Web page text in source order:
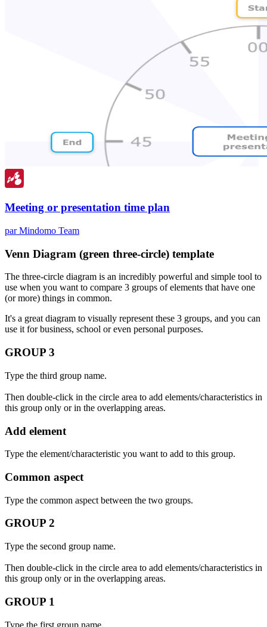
Meeting or presentation time plan
par Mindomo Team
Venn Diagram (green three-circle) template
The three-circle diagram is an incredibly powerful and simple tool to
use when you want to compare 3 groups of elements that have one
(or more) things in common.
It's a great diagram to visually represent these 3 groups, and you can
use it for business, school or even personal purposes.
GROUP 3
Type the third group name.
Then double-click in the circle area to add elements/characteristics in
this group only or in the overlapping areas.
Add element
Type the element/characteristic you want to add to this group.
Common aspect
Type the common aspect between the two groups.
GROUP 2
Type the second group name.
Then double-click in the circle area to add elements/characteristics in
this group only or in the overlapping areas.
GROUP 1
Type the first group name.